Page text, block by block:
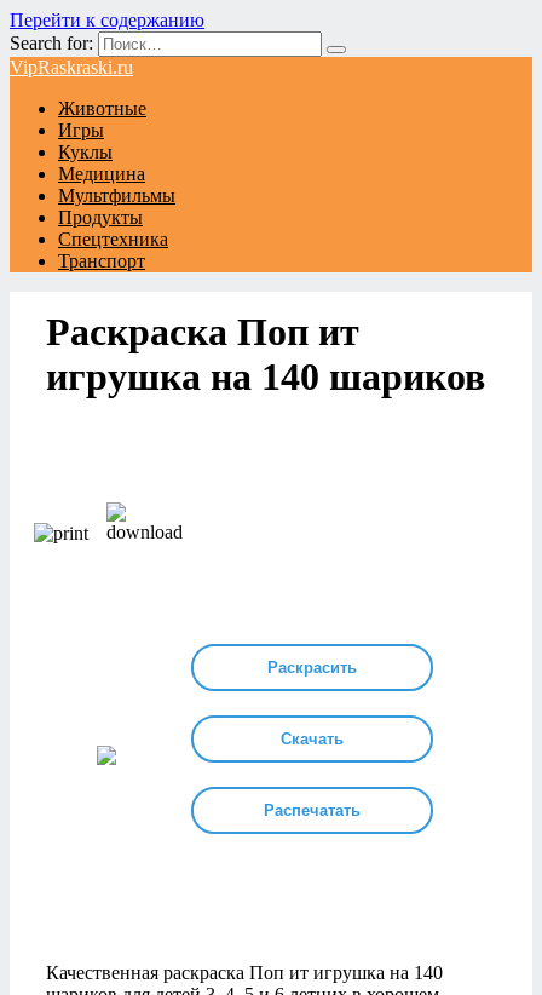
Перейти к содержанию
Search for:
VipRaskraski.ru
Животные
Игры
Куклы
Медицина
Мультфильмы
Продукты
Спецтехника
Транспорт
Раскраска Поп ит
игрушка на 140 шариков
Раскрасить
Скачать
Распечатать
Качественная раскраска Поп ит игрушка на 140